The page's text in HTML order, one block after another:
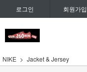
로그인 회원가입
NIKE Jacket & Jersey